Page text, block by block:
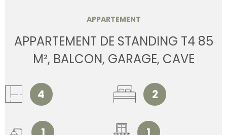
APPARTEMENT
APPARTEMENT DE STANDING T4 85
M², BALCON, GARAGE, CAVE
4 2